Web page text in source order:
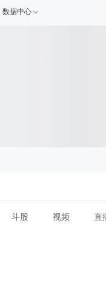
数据中心
斗股 视频 直